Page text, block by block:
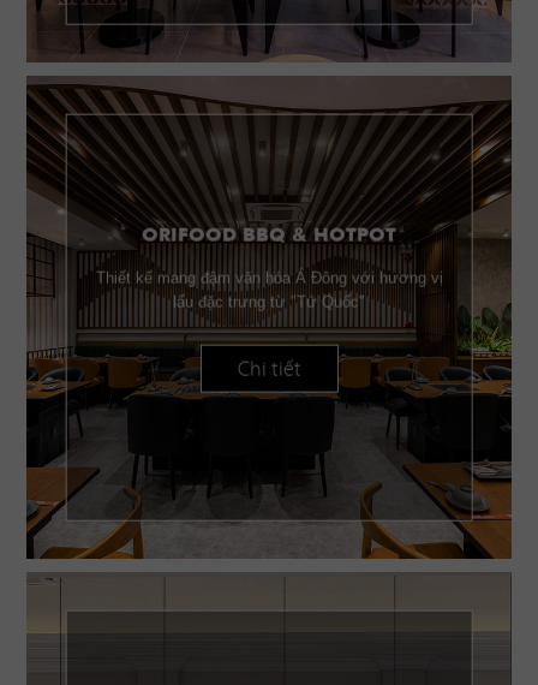
ORIFOOD BBQ & HOTPOT
Thiết kế mang đậm văn hóa Á Đông với hương vị
lẩu đặc trưng từ "Tứ Quốc"
Chi tiết